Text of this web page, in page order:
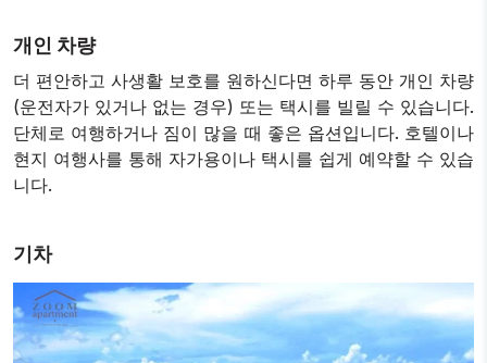
개인 차량
더 편안하고 사생활 보호를 원하신다면 하루 동안 개인 차량
(운전자가 있거나 없는 경우) 또는 택시를 빌릴 수 있습니다.
단체로 여행하거나 짐이 많을 때 좋은 옵션입니다. 호텔이나
현지 여행사를 통해 자가용이나 택시를 쉽게 예약할 수 있습
니다.
기차